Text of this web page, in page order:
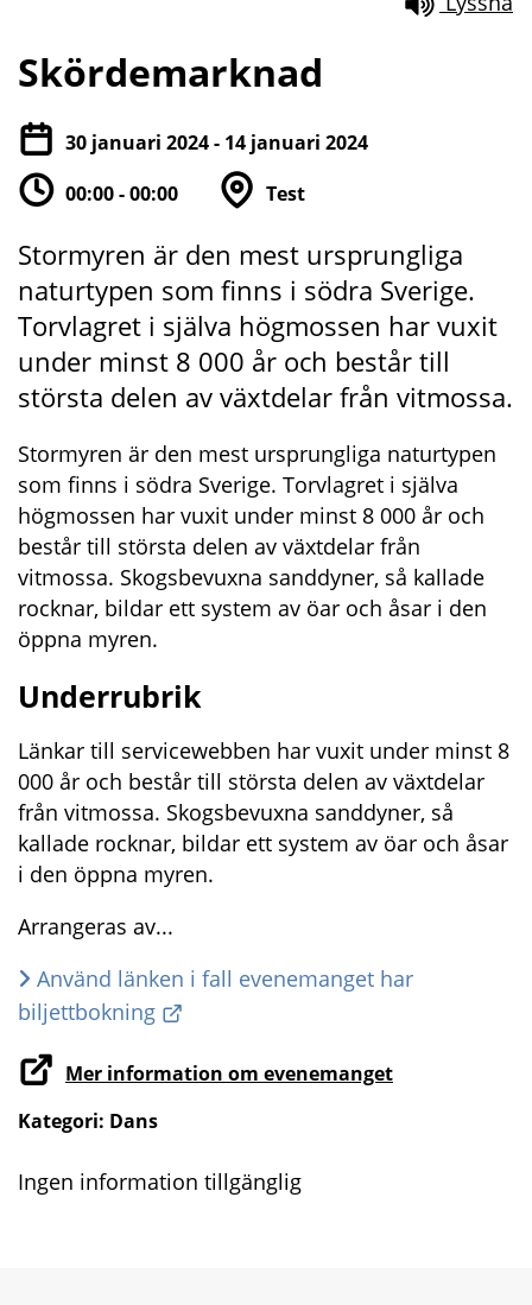
Skördemarknad
30 januari 2024 - 14 januari 2024
00:00 - 00:00
Test
Stormyren är den mest ursprungliga
naturtypen som finns i södra Sverige.
Torvlagret i själva högmossen har vuxit
under minst 8 000 år och består till
största delen av växtdelar från vitmossa.
Stormyren är den mest ursprungliga naturtypen
som finns i södra Sverige. Torvlagret i själva
högmossen har vuxit under minst 8 000 år och
består till största delen av växtdelar från
vitmossa. Skogsbevuxna sanddyner, så kallade
rocknar, bildar ett system av öar och åsar i den
öppna myren.
Underrubrik
Länkar till servicewebben har vuxit under minst 8
000 år och består till största delen av växtdelar
från vitmossa. Skogsbevuxna sanddyner, så
kallade rocknar, bildar ett system av öar och åsar
i den öppna myren.
Arrangeras av...
Använd länken i fall evenemanget har
biljettbokning
Mer information om evenemanget
Kategori: Dans
Ingen information tillgänglig